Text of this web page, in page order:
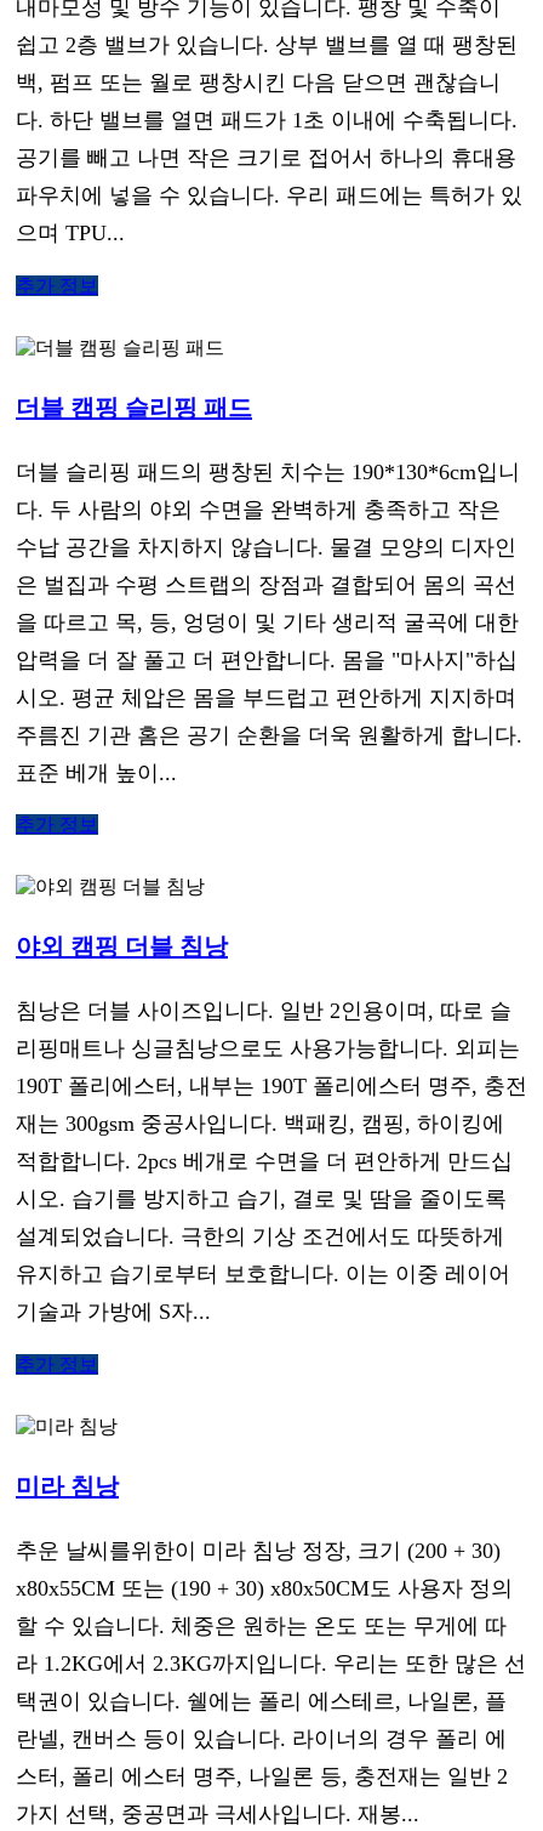
내마모성 및 방수 기능이 있습니다. 팽창 및 수축이
쉽고 2층 밸브가 있습니다. 상부 밸브를 열 때 팽창된
백, 펌프 또는 월로 팽창시킨 다음 닫으면 괜찮습니
다. 하단 밸브를 열면 패드가 1초 이내에 수축됩니다.
공기를 빼고 나면 작은 크기로 접어서 하나의 휴대용
파우치에 넣을 수 있습니다. 우리 패드에는 특허가 있
으며 TPU...
추가 정보
더블 캠핑 슬리핑 패드
더블 슬리핑 패드의 팽창된 치수는 190*130*6cm입니
다. 두 사람의 야외 수면을 완벽하게 충족하고 작은
수납 공간을 차지하지 않습니다. 물결 모양의 디자인
은 벌집과 수평 스트랩의 장점과 결합되어 몸의 곡선
을 따르고 목, 등, 엉덩이 및 기타 생리적 굴곡에 대한
압력을 더 잘 풀고 더 편안합니다. 몸을 "마사지"하십
시오. 평균 체압은 몸을 부드럽고 편안하게 지지하며
주름진 기관 홈은 공기 순환을 더욱 원활하게 합니다.
표준 베개 높이...
추가 정보
야외 캠핑 더블 침낭
침낭은 더블 사이즈입니다. 일반 2인용이며, 따로 슬
리핑매트나 싱글침낭으로도 사용가능합니다. 외피는
190T 폴리에스터, 내부는 190T 폴리에스터 명주, 충전
재는 300gsm 중공사입니다. 백패킹, 캠핑, 하이킹에
적합합니다. 2pcs 베개로 수면을 더 편안하게 만드십
시오. 습기를 방지하고 습기, 결로 및 땀을 줄이도록
설계되었습니다. 극한의 기상 조건에서도 따뜻하게
유지하고 습기로부터 보호합니다. 이는 이중 레이어
기술과 가방에 S자...
추가 정보
미라 침낭
추운 날씨를위한이 미라 침낭 정장, 크기 (200 + 30)
x80x55CM 또는 (190 + 30) x80x50CM도 사용자 정의
할 수 있습니다. 체중은 원하는 온도 또는 무게에 따
라 1.2KG에서 2.3KG까지입니다. 우리는 또한 많은 선
택권이 있습니다. 쉘에는 폴리 에스테르, 나일론, 플
란넬, 캔버스 등이 있습니다. 라이너의 경우 폴리 에
스터, 폴리 에스터 명주, 나일론 등, 충전재는 일반 2
가지 선택, 중공면과 극세사입니다. 재봉...